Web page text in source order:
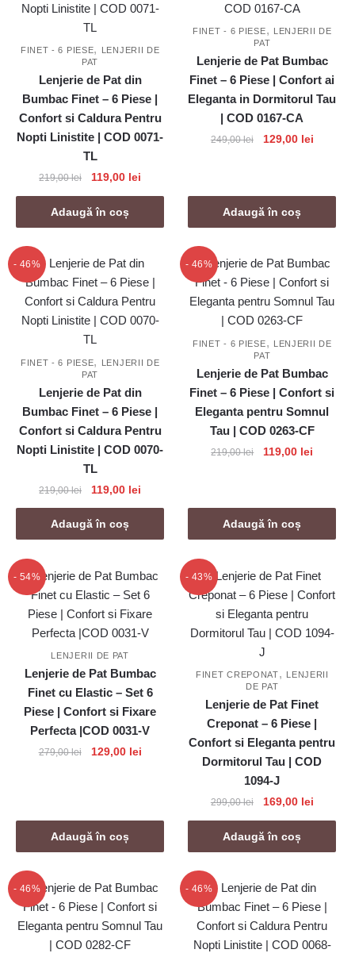
FINET - 6 PIESE,
LENJERII DE
PAT
Lenjerie de Pat din
Bumbac Finet – 6 Piese |
Confort si Caldura Pentru
Nopti Linistite | COD 0071-
TL
219,00lei
Prețul
inițial
a
fost:
119,00 lei
curent
119,00 lei.
Adaugă în coș
FINET - 6 PIESE, LENJERII DE
PAT
Lenjerie de Pat Bumbac
Finet – 6 Piese | Confort ai
Eleganta in Dormitorul Tau
| COD 0167-CA
249,00lei
Prețul
249,00 lei.
129,00 leiPrețul
Adaugă în coș
- 46%
FINET - 6 PIESE,
LENJERII DE
PAT
Lenjerie de Pat din
Bumbac Finet – 6 Piese |
Confort si Caldura Pentru
Nopti Linistite | COD 0070-
TL
219,00lei
Prețul
inițial
a
fost:
119,00 lei
curent
119,00 lei.
Adaugă în coș
- 46%
FINET - 6 PIESE, LENJERII DE
PAT
Lenjerie de Pat Bumbac
Finet – 6 Piese | Confort si
Eleganta pentru Somnul
Tau | COD 0263-CF
219,00lei
Prețul
219,00 lei.
119,00 lei
Adaugă în coș
- 54%
LENJERII DE PAT
Lenjerie de Pat Bumbac
Finet cu Elastic – Set 6
Piese | Confort si Fixare
Perfecta |COD 0031-V
279,00lei
Prețul
279,00 lei.
129,00 leiPrețul
Adaugă în coș
- 43%
FINET CREPONAT, LENJERII
DE PAT
Lenjerie de Pat Finet
Creponat – 6 Piese |
Confort si Eleganta pentru
Dormitorul Tau | COD
1094-J
299,00lei
Prețul
inițial
a
fost:
169,00 leiPrețul
curent
169,00
Adaugă în coș
- 46% - 46%